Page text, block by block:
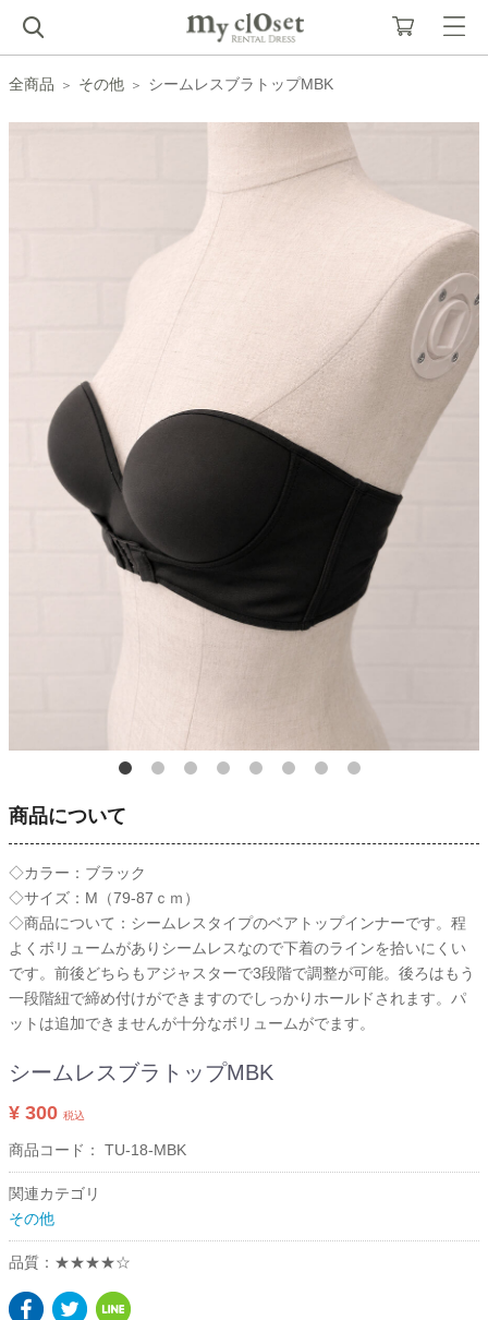
全商品 その他 シームレスブラトップMBK
商品について
◇カラー：ブラック
◇サイズ：M（79-87ｃｍ）
◇商品について：シームレスタイプのベアトップインナーです。程
よくボリュームがありシームレスなので下着のラインを拾いにくい
です。前後どちらもアジャスターで3段階で調整が可能。後ろはもう
一段階紐で締め付けができますのでしっかりホールドされます。パ
ットは追加できませんが十分なボリュームがでます。
シームレスブラトップMBK
¥ 300 税込
商品コード： TU-18-MBK
関連カテゴリ
その他
品質：★★★★☆